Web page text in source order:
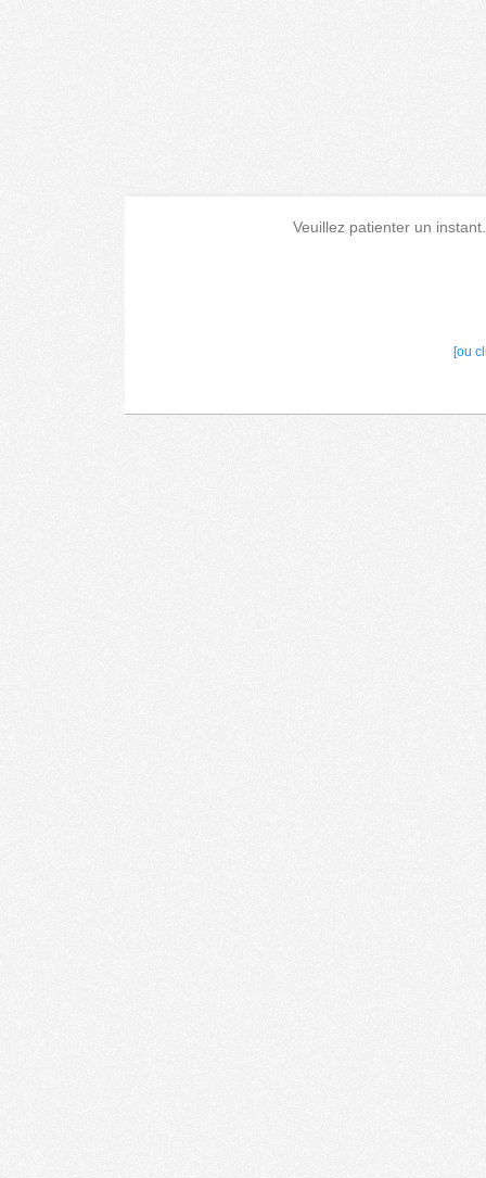
Veuillez patienter un
[ou